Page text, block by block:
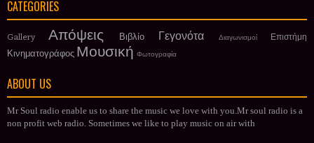
CATEGORIES
Gallery Απόψεις Βιβλίο Γεγονότα Διαγωνισμοί Επιστήμη
Κινηματογράφος Μουσική Φωτογραφία
ABOUT US
Mr Soul radio enable us to share the music we love with you.Mr soul radio is a
non profit web radio. Sometimes we like to play music on air with